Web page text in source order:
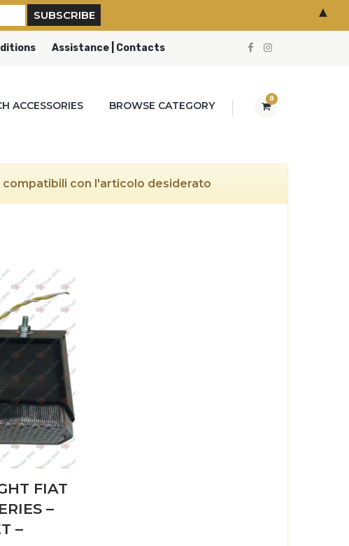
Assistance | Contacts
0
ACCESSORIES BROWSE CATEGORY
compatibili con l'articolo desiderato
FIAT
–
–
▲